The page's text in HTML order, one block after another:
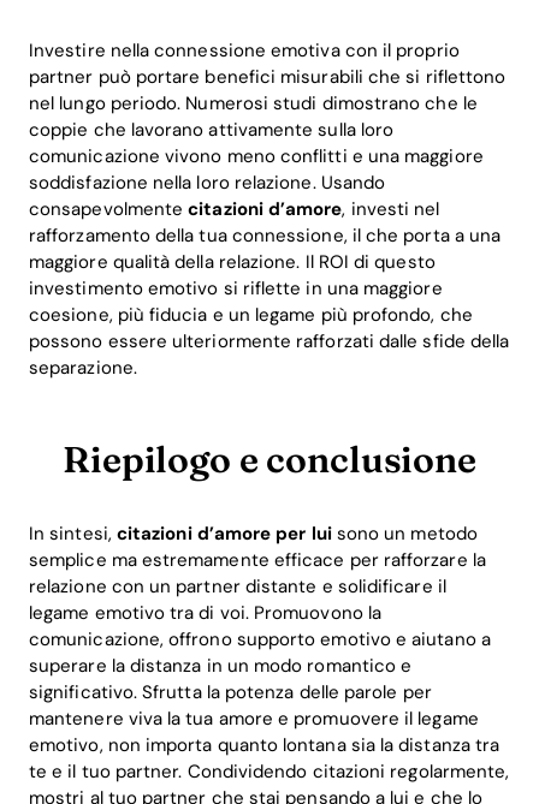
Investire nella connessione emotiva con il proprio
partner può portare benefici misurabili che si riflettono
nel lungo periodo. Numerosi studi dimostrano che le
coppie che lavorano attivamente sulla loro
comunicazione vivono meno conflitti e una maggiore
soddisfazione nella loro relazione. Usando
consapevolmente citazioni d’amore, investi nel
rafforzamento della tua connessione, il che porta a una
maggiore qualità della relazione. Il ROI di questo
investimento emotivo si riflette in una maggiore
coesione, più fiducia e un legame più profondo, che
possono essere ulteriormente rafforzati dalle sfide della
separazione.
Riepilogo e conclusione
In sintesi, citazioni d’amore per luisono un metodo
semplice ma estremamente efficace per rafforzare la
relazione con un partner distante e solidificare il
legame emotivo tra di voi. Promuovono la
comunicazione, offrono supporto emotivo e aiutano a
superare la distanza in un modo romantico e
significativo. Sfrutta la potenza delle parole per
mantenere viva la tua amore e promuovere il legame
emotivo, non importa quanto lontana sia la distanza tra
te e il tuo partner. Condividendo citazioni regolarmente,
mostri al tuo partner che stai pensando a lui e che lo